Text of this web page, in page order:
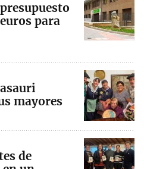
para
mayores
de